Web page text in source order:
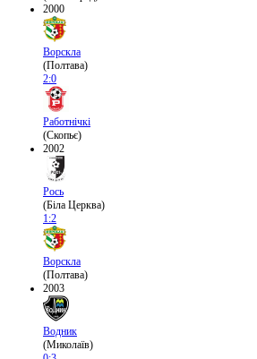
2000
Ворскла
(Полтава)
2:0
Работнічкі
(Скопьє)
2002
Рось
(Біла Церква)
1:2
Ворскла
(Полтава)
2003
Водник
(Миколаїв)